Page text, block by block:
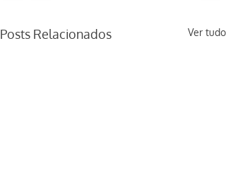
Posts Relacionados Ver tudo